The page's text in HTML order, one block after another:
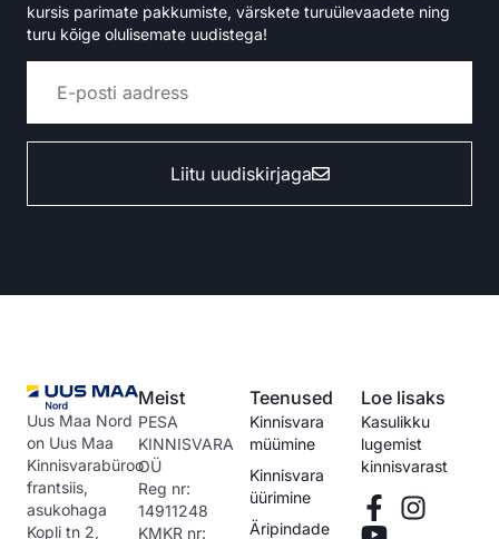
kursis parimate pakkumiste, värskete turuülevaadete ning
turu kõige olulisemate uudistega!
Liitu uudiskirjaga
Uus Maa Nord
on Uus Maa
Kinnisvarabüroo
frantsiis,
asukohaga
Kopli tn 2,
Meist
PESA
KINNISVARA
OÜ
Reg nr:
14911248
KMKR nr:
Teenused
Kinnisvara
müümine
Kinnisvara
üürimine
Äripindade
Loe lisaks
Kasulikku
lugemist
kinnisvarast